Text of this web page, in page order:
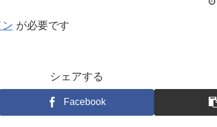
ン が必要です
シェアする
Facebook